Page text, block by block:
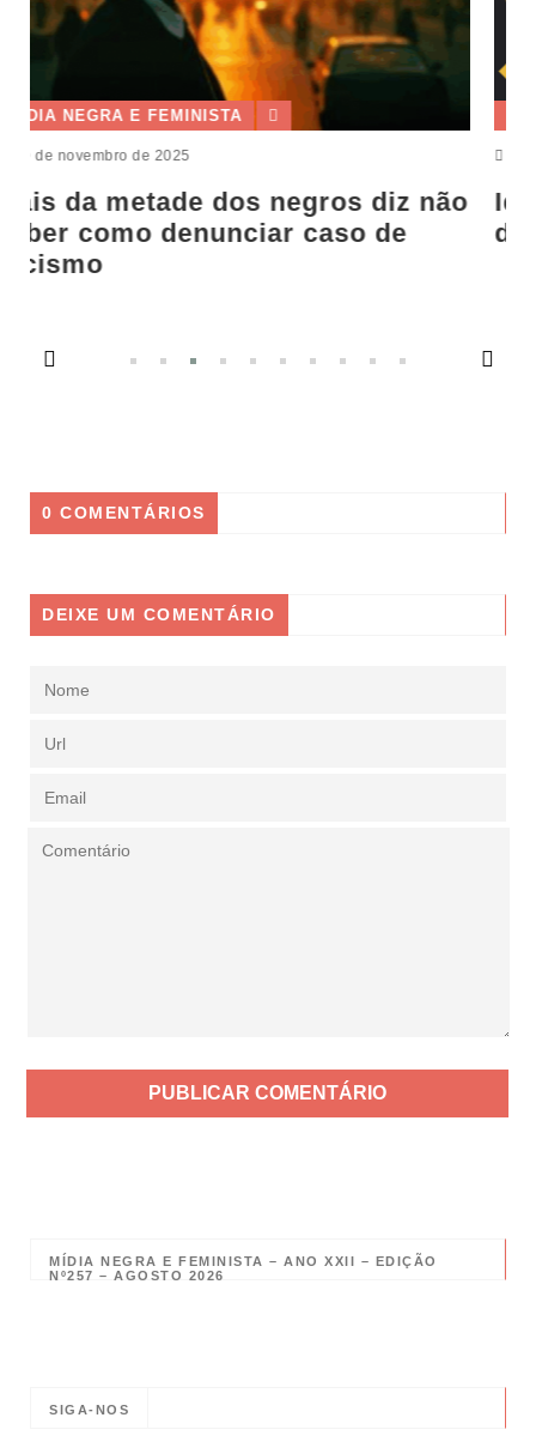
não
MÍDIA NEGRA E FEMINISTA
10 de março de 2025
Identitarismo branco e a
das hierarquias
0 COMENTÁRIOS
DEIXE UM COMENTÁRIO
MÍDIA NEGRA E FEMINISTA – ANO XXII – EDIÇÃO
Nº257 – AGOSTO 2026
SIGA-NOS